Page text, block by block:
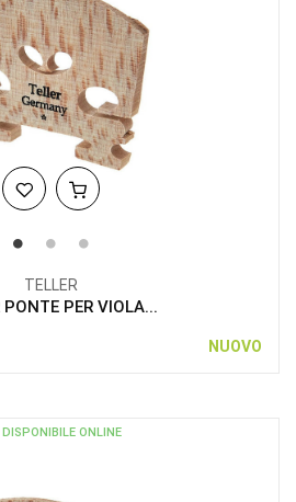
TELLER
PONTE PER VIOLA...
NUOVO
DISPONIBILE ONLINE